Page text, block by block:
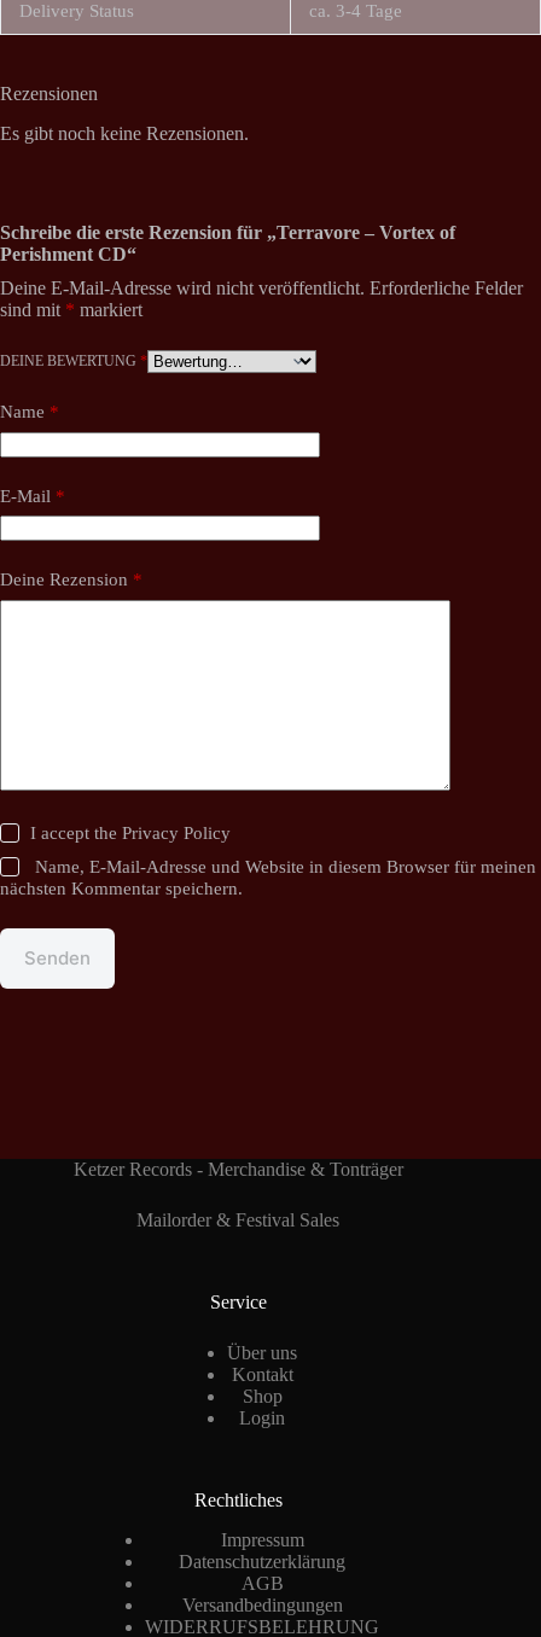
Delivery Status ca. 3-4 Tage
Rezensionen
Es gibt noch keine Rezensionen.
Schreibe die erste Rezension für „Terravore – Vortex of
Perishment CD“
Deine E-Mail-Adresse wird nicht veröffentlicht. Erforderliche Felder
sind mit * markiert
DEINE BEWERTUNG *
Name *
E-Mail *
Deine Rezension *
I accept thePrivacy Policy
Name, E-Mail-Adresse und Website in diesem Browser für meinen
nächsten Kommentar speichern.
Senden
Ketzer Records - Merchandise & Tonträger
Mailorder & Festival Sales
Service
Über uns
Kontakt
Shop
Login
Rechtliches
Impressum
Datenschutzerklärung
AGB
Versandbedingungen
WIDERRUFSBELEHRUNG